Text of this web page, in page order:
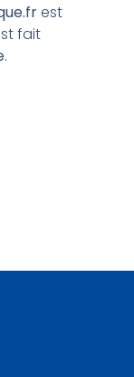
est
fait
.